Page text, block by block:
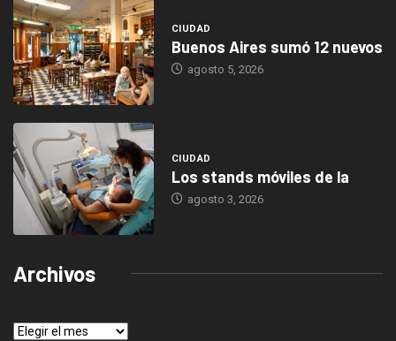
CIUDAD
Buenos Aires sumó 12 nuevos
agosto 5, 2026
CIUDAD
Los stands móviles de la
agosto 3, 2026
Archivos
Archivos